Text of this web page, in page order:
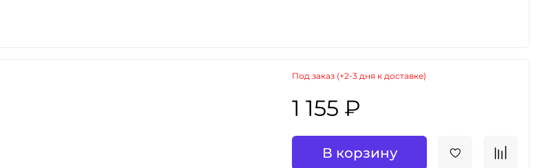
Под заказ (+2-3 дня к доставке)
1 155 ₽
В корзину